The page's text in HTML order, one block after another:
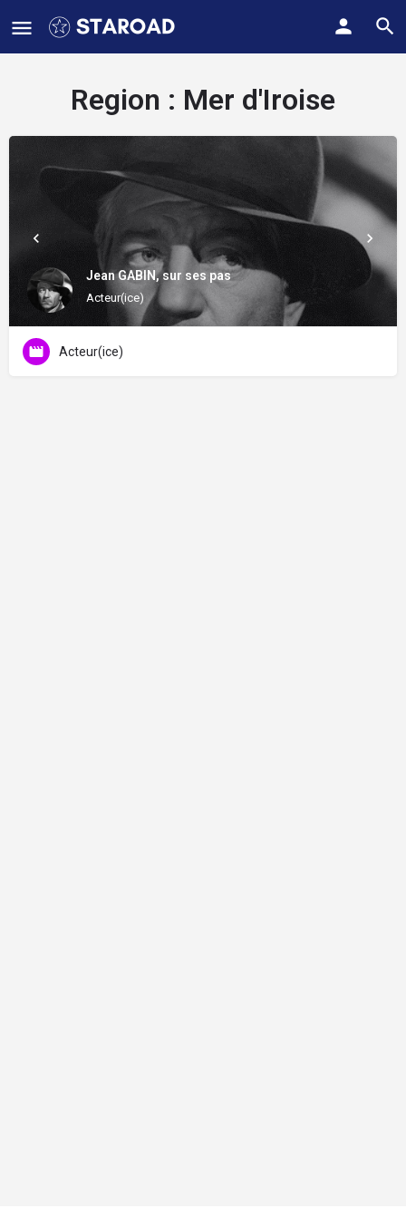
Region : Mer d'Iroise
Jean GABIN, sur ses pas
Acteur(ice)
Acteur(ice)